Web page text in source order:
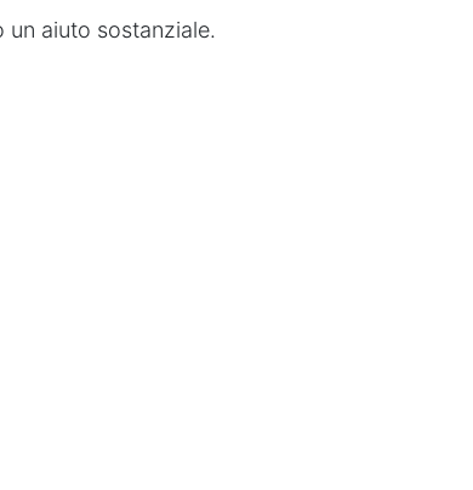
aiuto sostanziale.